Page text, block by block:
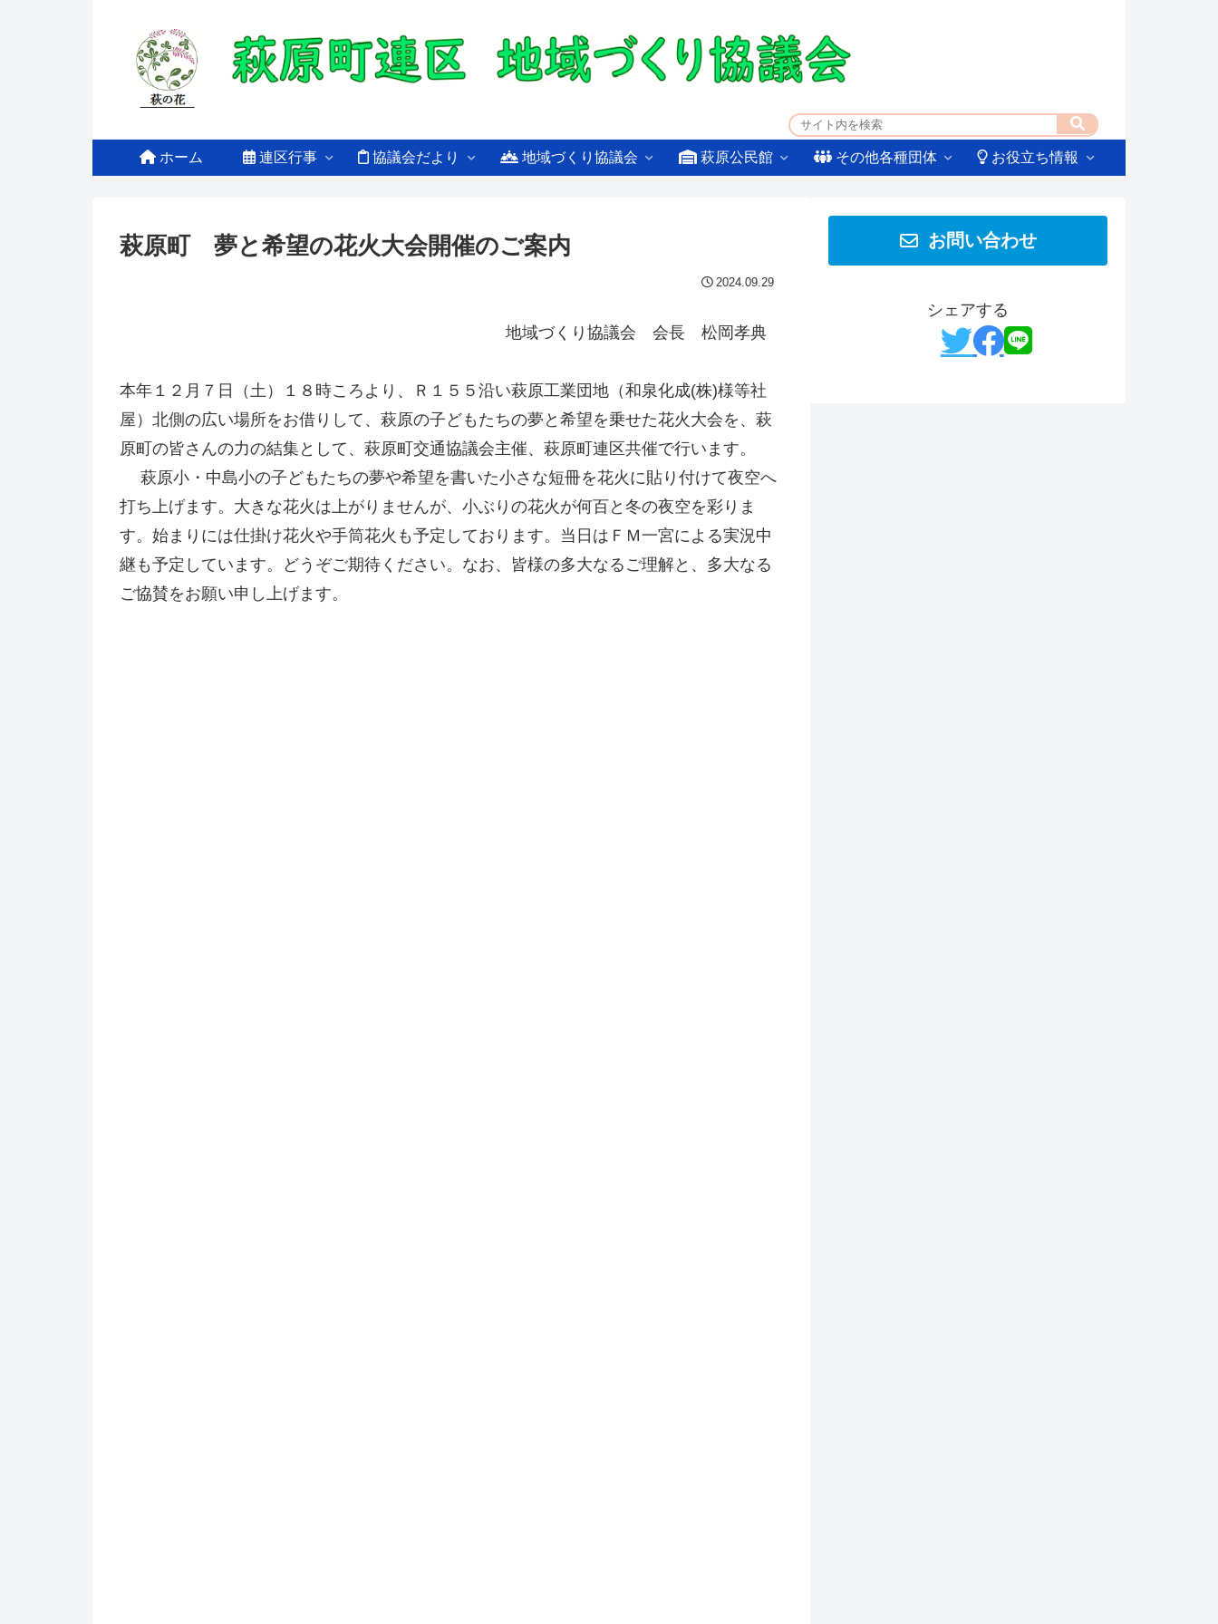
ホーム 連区行事 協議会だより 地域づくり協議会 萩原公民館 その他各種団体 お役立ち情報
萩原町 夢と希望の花火大会開催のご案内
2024.09.29
地域づくり協議会 会長 松岡孝典
本年１２月７日（土）１８時ころより、Ｒ１５５沿い萩原工業団地（和泉化成(株)様等社
屋）北側の広い場所をお借りして、萩原の子どもたちの夢と希望を乗せた花火大会を、萩
原町の皆さんの力の結集として、萩原町交通協議会主催、萩原町連区共催で行います。
萩原小・中島小の子どもたちの夢や希望を書いた小さな短冊を花火に貼り付けて夜空へ
打ち上げます。大きな花火は上がりませんが、小ぶりの花火が何百と冬の夜空を彩りま
す。始まりには仕掛け花火や手筒花火も予定しております。当日はＦＭ一宮による実況中
継も予定しています。どうぞご期待ください。なお、皆様の多大なるご理解と、多大なる
ご協賛をお願い申し上げます。
お問い合わせ
シェアする